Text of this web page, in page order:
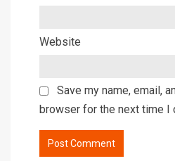
Website
Save my name, email,
browser for the next time I